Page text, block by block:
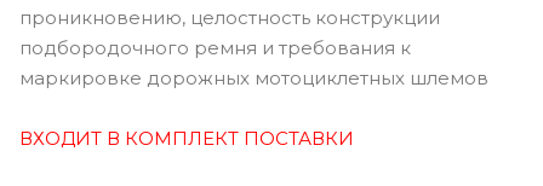
проникновению, целостность конструкции
подбородочного ремня и требования к
маркировке дорожных мотоциклетных шлемов
ВХОДИТ В КОМПЛЕКТ ПОСТАВКИ